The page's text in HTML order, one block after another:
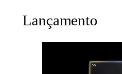
Lançamento